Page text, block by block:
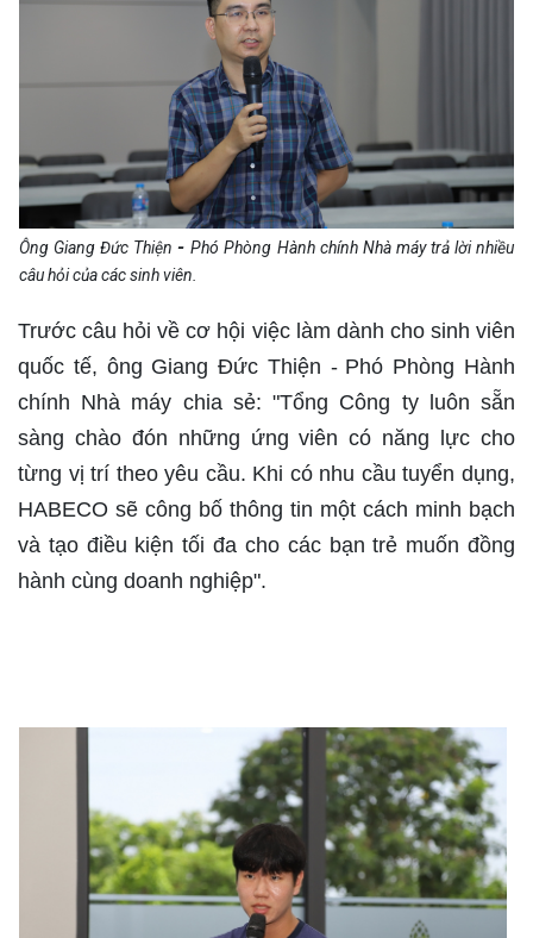
Ông Giang Đức Thiện-Phó Phòng Hành chính Nhà máy trả lời nhiều
câu hỏi của các sinh viên.
Trước câu hỏi về cơ hội việc làm dành cho sinh viên
quốc tế, ông Giang Đức Thiện - Phó Phòng Hành
chính Nhà máy chia sẻ: "Tổng Công ty luôn sẵn
sàng chào đón những ứng viên có năng lực cho
từng vị trí theo yêu cầu. Khi có nhu cầu tuyển dụng,
HABECO sẽ công bố thông tin một cách minh bạch
và tạo điều kiện tối đa cho các bạn trẻ muốn đồng
hành cùng doanh nghiệp".